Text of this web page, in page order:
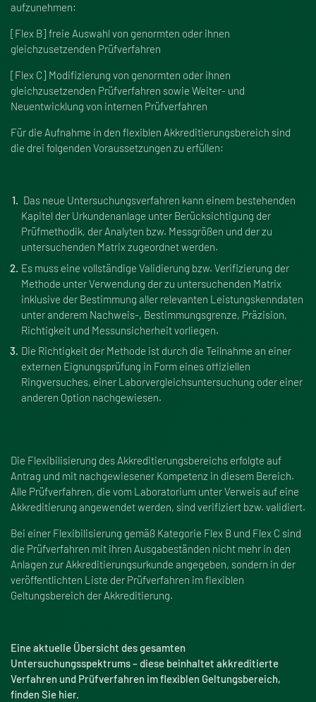
aufzunehmen:
[Flex B] freie Auswahl von genormten oder ihnen
gleichzusetzenden Prüfverfahren
[Flex C] Modifizierung von genormten oder ihnen
gleichzusetzenden Prüfverfahren sowie Weiter- und
Neuentwicklung von internen Prüfverfahren
Für die Aufnahme in den flexiblen Akkreditierungsbereich sind
die drei folgenden Voraussetzungen zu erfüllen:
Das neue Untersuchungsverfahren kann einem bestehenden
Kapitel der Urkundenanlage unter Berücksichtigung der
Prüfmethodik, der Analyten bzw. Messgrößen und der zu
untersuchenden Matrix zugeordnet werden.
Es muss eine vollständige Validierung bzw. Verifizierung der
Methode unter Verwendung der zu untersuchenden Matrix
inklusive der Bestimmung aller relevanten Leistungskenndaten
unter anderem Nachweis-, Bestimmungsgrenze, Präzision,
Richtigkeit und Messunsicherheit vorliegen.
Die Richtigkeit der Methode ist durch die Teilnahme an einer
externen Eignungsprüfung in Form eines offiziellen
Ringversuches, einer Laborvergleichsuntersuchung oder einer
anderen Option nachgewiesen.
Die Flexibilisierung des Akkreditierungsbereichs erfolgte auf
Antrag und mit nachgewiesener Kompetenz in diesem Bereich.
Alle Prüfverfahren, die vom Laboratorium unter Verweis auf eine
Akkreditierung angewendet werden, sind verifiziert bzw. validiert.
Bei einer Flexibilisierung gemäß Kategorie Flex B und Flex C sind
die Prüfverfahren mit ihren Ausgabeständen nicht mehr in den
Anlagen zur Akkreditierungsurkunde angegeben, sondern in der
veröffentlichten Liste der Prüfverfahren im flexiblen
Geltungsbereich der Akkreditierung.
Eine aktuelle Übersicht des gesamten
Untersuchungsspektrums – diese beinhaltet akkreditierte
Verfahren und Prüfverfahren im flexiblen Geltungsbereich,
finden Sie hier.